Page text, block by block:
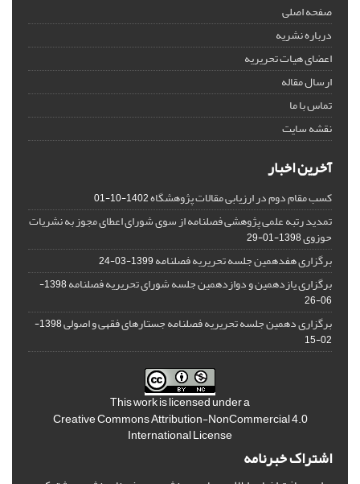
صفحه اصلی
درباره نشریه
اعضای هیات تحریریه
ارسال مقاله
تماس با ما
نقشه سایت
آخرین اخبار
کسب مقام دوم در ارزیابی مقالات پژوهشگاه1402-10-01
تمدید رتبه علمی پژوهشی فصلنامه از سوی شورای اعطای مجوز به نشریات
حوزوی1398-01-29
برگزاری هفدهمین جلسه تحریریه فصلنامه1399-03-24
برگزاری یازدهمین و دوازدهمین جلسه شورای تحریریه فصلنامه
1398-
06-26
برگزاری دهمین جلسه تحریریه فصلنامه جستارهای فقهی و اصولی
1398-
02-15
This work is licensed under a
Creative Commons Attribution-NonCommercial 4.0
International License
اشتراک خبرنامه